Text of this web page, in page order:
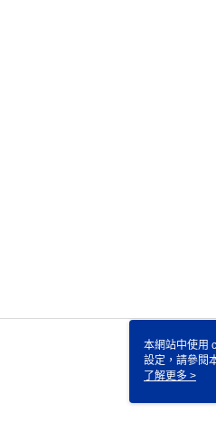
本網站中使用
設定，請參閱
使用 cookie。
了解更多 >